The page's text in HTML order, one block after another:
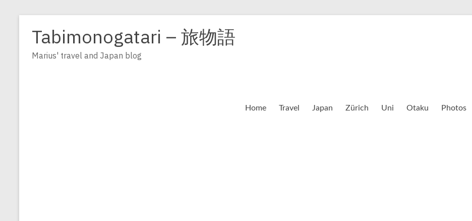
Inhalt
springen
Tabimonogatari – 旅物語
Marius' travel and Japan blog
Home Travel Japan Zürich Uni Otaku Photos